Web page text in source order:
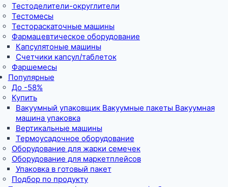
Тестоделители-округлители
Тестомесы
Тестораскаточные машины
Фармацевтическое оборудование
Капсулятоные машины
Счетчики капсул/таблеток
Фаршемесы
Популярные
До -58%
Купить
Вакуумный упаковщик Вакуумные пакеты Вакуумная
машина упаковка
Вертикальные машины
Термоусадочное оборудование
Оборудование для жарки семечек
Оборудование для маркетплейсов
Упаковка в готовый пакет
Подбор по продукту